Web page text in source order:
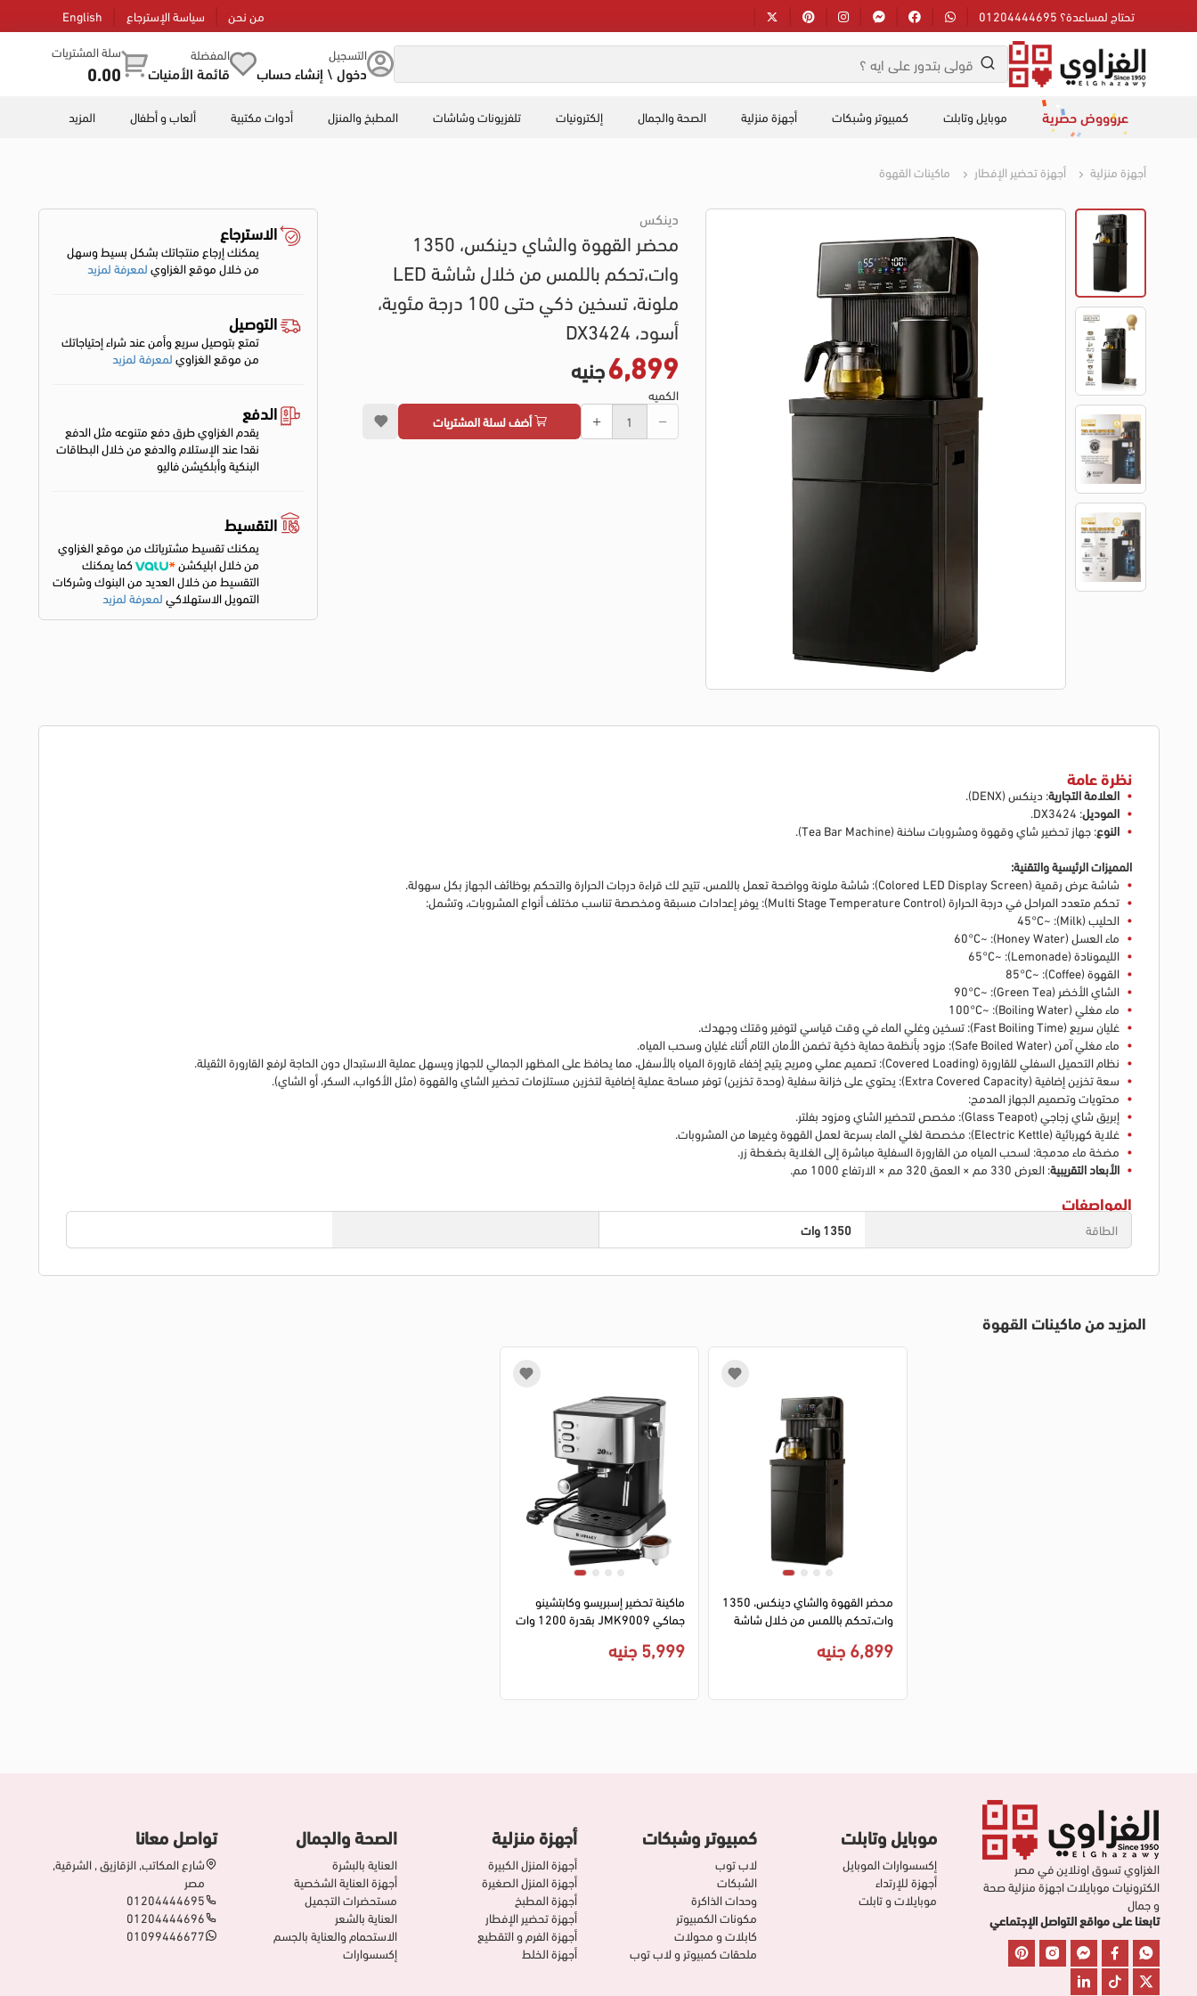
تحتاج لمساعدة؟ 01204444695 من نحن سياسة الإسترجاع English
التسجيل
دخول \ إنشاء حساب
المفضلة
قائمة الأمنيات
سلة المشتريات
0.00
عروووض حصرية موبايل وتابلت كمبيوتر وشبكات أجهزة منزلية الصحة والجمال إلكترونيات تلفزيونات وشاشات المطبخ والمنزل أدوات مكتبية ألعاب و أطفال المزيد
أجهزة منزلية أجهزة تحضير الإفطار ماكينات القهوة
دينكس
محضر القهوة والشاي دينكس، 1350
وات،تحكم باللمس من خلال شاشة LED
ملونة، تسخين ذكي حتى 100 درجة مئوية،
أسود، DX3424
6,899جنيه
الكميه
أضف لسلة المشتريات
الاسترجاع
يمكنك إرجاع منتجاتك بشكل بسيط وسهل
من خلال موقع الغزاويلمعرفة لمزيد
التوصيل
تمتع بتوصيل سريع وأمن عند شراء إحتياجاتك
من موقع الغزاويلمعرفة لمزيد
الدفع
يقدم الغزاوي طرق دفع متنوعه مثل الدفع
نقدا عند الإستلام والدفع من خلال البطاقات
البنكية وأبلكيشن فاليو
التقسيط
يمكنك تقسيط مشترياتك من موقع الغزاوي
من خلال ابليكشن
كما يمكنك
التقسيط من خلال العديد من البنوك وشركات
التمويل الاستهلاكيلمعرفة لمزيد
نظرة عامة
العلامة التجارية: دينكس (DENX).
الموديل: DX3424.
النوع: جهاز تحضير شاي وقهوة ومشروبات ساخنة (Tea Bar Machine).
المميزات الرئيسية والتقنية:
شاشة عرض رقمية (Colored LED Display Screen): شاشة ملونة وواضحة تعمل باللمس، تتيح لك قراءة درجات الحرارة والتحكم بوظائف الجهاز بكل سهولة.
تحكم متعدد المراحل في درجة الحرارة (Multi Stage Temperature Control): يوفر إعدادات مسبقة ومخصصة تناسب مختلف أنواع المشروبات، وتشمل:
الحليب (Milk): ~45°C
ماء العسل (Honey Water): ~60°C
الليمونادة (Lemonade): ~65°C
القهوة (Coffee): ~85°C
الشاي الأخضر (Green Tea): ~90°C
ماء مغلي (Boiling Water): ~100°C
غليان سريع (Fast Boiling Time): تسخين وغلي الماء في وقت قياسي لتوفير وقتك وجهدك.
ماء مغلي آمن (Safe Boiled Water): مزود بأنظمة حماية ذكية تضمن الأمان التام أثناء غليان وسحب المياه.
نظام التحميل السفلي للقارورة (Covered Loading): تصميم عملي ومريح يتيح إخفاء قارورة المياه بالأسفل، مما يحافظ على المظهر الجمالي للجهاز ويسهل عملية الاستبدال دون الحاجة لرفع القارورة الثقيلة.
سعة تخزين إضافية (Extra Covered Capacity): يحتوي على خزانة سفلية (وحدة تخزين) توفر مساحة عملية إضافية لتخزين مستلزمات تحضير الشاي والقهوة (مثل الأكواب، السكر، أو الشاي).
محتويات وتصميم الجهاز المدمج:
إبريق شاي زجاجي (Glass Teapot): مخصص لتحضير الشاي ومزود بفلتر.
غلاية كهربائية (Electric Kettle): مخصصة لغلي الماء بسرعة لعمل القهوة وغيرها من المشروبات.
مضخة ماء مدمجة: لسحب المياه من القارورة السفلية مباشرة إلى الغلاية بضغطة زر.
الأبعاد التقريبية: العرض 330 مم × العمق 320 مم × الارتفاع 1000 مم.
المواصفات
الطاقة 1350 وات
المزيد من ماكينات القهوة
ماكينة تحضير إسبريسو وكابتشينو
جماكي JMK9009 بقدرة 1200 وات
5,999 جنيه
محضر القهوة والشاي دينكس، 1350
وات،تحكم باللمس من خلال شاشة
درجة مئوية، أسود، DX3424
6,899 جنيه
الغزاوي تسوق اونلاين في مصر
الكترونيات موبايلات اجهزة منزلية صحة
و جمال
تابعنا على مواقع التواصل الإجتماعي
موبايل وتابلت
إكسسوارات الموبايل
أجهزة للإرتداء
موبايلات و تابلت
كمبيوتر وشبكات
لاب توب
الشبكات
وحدات الذاكرة
مكونات الكمبيوتر
كابلات و محولات
ملحقات كمبيوتر و لاب توب
أجهزة منزلية
أجهزة المنزل الكبيرة
أجهزة المنزل الصغيرة
أجهزة المطبخ
أجهزة تحضير الإفطار
أجهزة الفرم و التقطيع
أجهزة الخلط
الصحة والجمال
العناية بالبشرة
أجهزة العناية الشخصية
مستحضرات التجميل
العناية بالشعر
الاستحمام والعناية بالجسم
إكسسوارات
تواصل معانا
شارع المكاتب, الزقازيق , الشرقية,
مصر
01204444695
01204444696
01099446677